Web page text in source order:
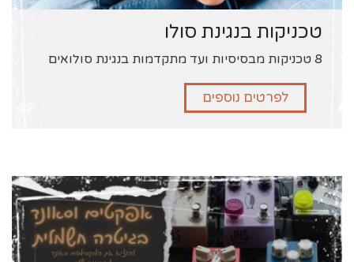
טכניקות בנגינת סולו
8 טכניקות מבסיסיות ועד מתקדמות בנגינת סולואים
לפרטים נוספים